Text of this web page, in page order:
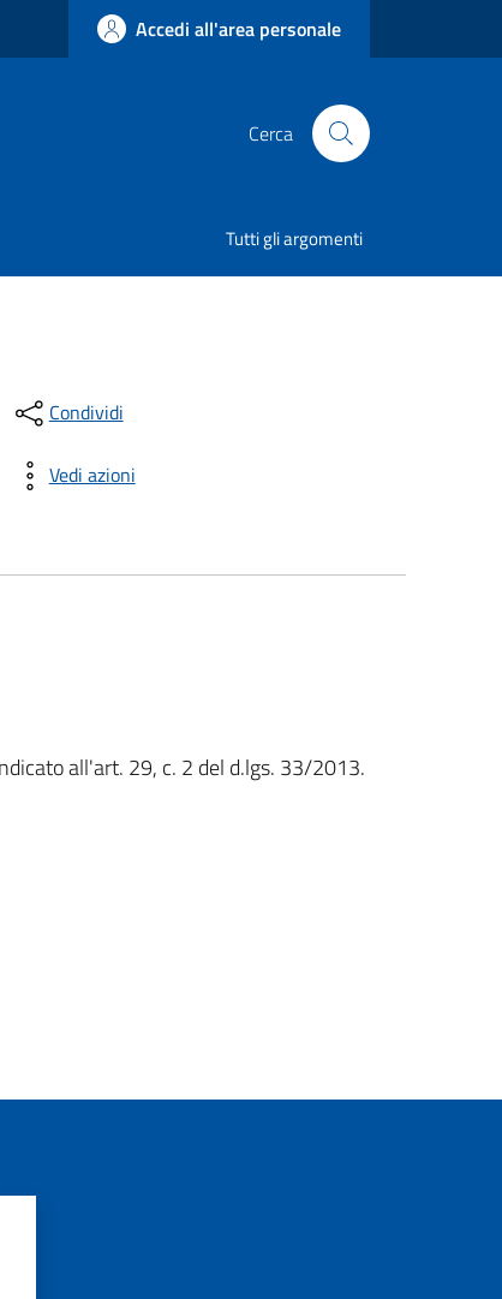
Accedi all'area personale
Cerca
Tutti gli argomenti
Condividi
Vedi azioni
all'art. 29, c. 2 del d.lgs. 33/2013.